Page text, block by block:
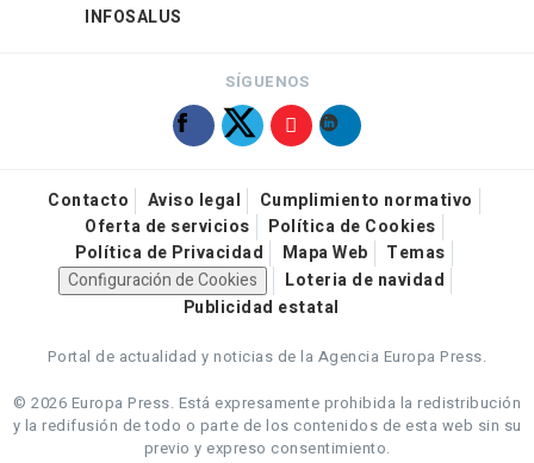
INFOSALUS
SÍGUENOS
Contacto Aviso legal
Cumplimiento normativo
Oferta de servicios
Política de Cookies
Política de Privacidad
Mapa Web
Temas
Configuración de Cookies
Loteria de navidad
Publicidad estatal
Portal de actualidad y noticias de la Agencia Europa Press.
© 2026 Europa Press. Está expresamente prohibida la redistribución
y la redifusión de todo o parte de los contenidos de esta web sin su
previo y expreso consentimiento.